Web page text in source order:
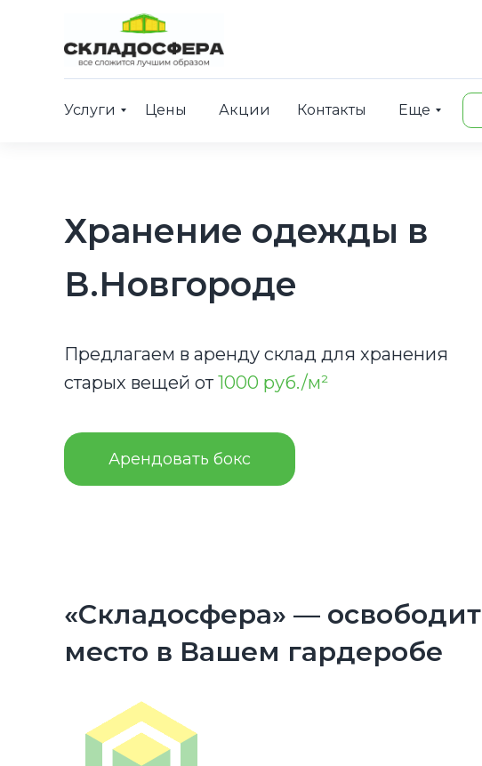
Услуги Цены Акции Контакты Еще
Хранение одежды в
В.Новгороде
Предлагаем в аренду склад для хранения
старых вещей от1000 руб./м²
Арендовать бокс
«Складосфера» — освободит
место в Вашем гардеробе